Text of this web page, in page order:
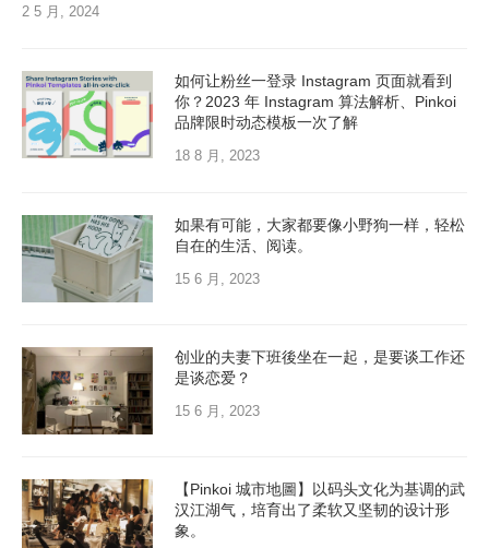
2 5 月, 2024
如何让粉丝一登录 Instagram 页面就看到
你？2023 年 Instagram 算法解析、Pinkoi
品牌限时动态模板一次了解
18 8 月, 2023
如果有可能，大家都要像小野狗一样，轻松
自在的生活、阅读。
15 6 月, 2023
创业的夫妻下班後坐在一起，是要谈工作还
是谈恋爱？
15 6 月, 2023
【Pinkoi 城市地圖】以码头文化为基调的武
汉江湖气，培育出了柔软又坚韧的设计形
象。